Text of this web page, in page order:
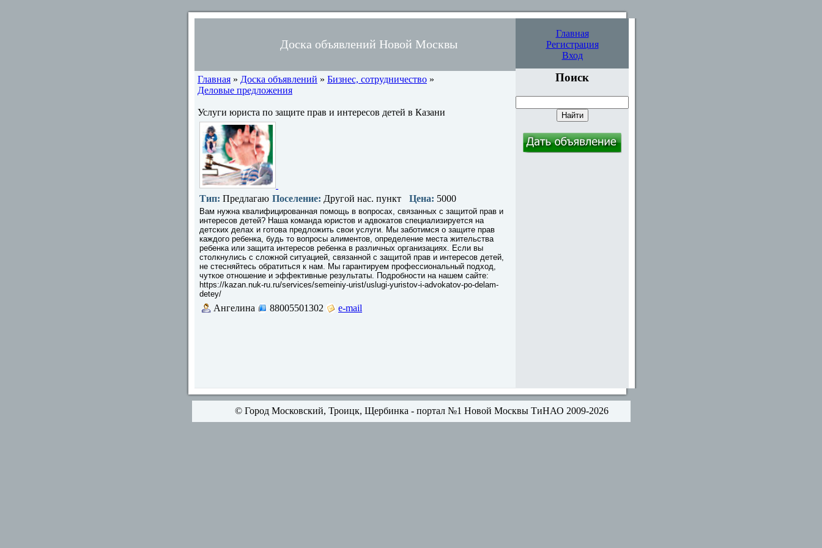
Доска объявлений Новой Москвы
Главная
Регистрация
Вход
Главная » Доска объявлений » Бизнес, сотрудничество »
Деловые предложения
Услуги юриста по защите прав и интересов детей в Казани
Тип: Предлагаю Поселение: Другой нас. пункт Цена: 5000
Вам нужна квалифицированная помощь в вопросах, связанных с защитой прав и
интересов детей? Наша команда юристов и адвокатов специализируется на
детских делах и готова предложить свои услуги. Мы заботимся о защите прав
каждого ребенка, будь то вопросы алиментов, определение места жительства
ребенка или защита интересов ребенка в различных организациях. Если вы
столкнулись с сложной ситуацией, связанной с защитой прав и интересов детей,
не стесняйтесь обратиться к нам. Мы гарантируем профессиональный подход,
чуткое отношение и эффективные результаты. Подробности на нашем сайте:
https://kazan.nuk-ru.ru/services/semeiniy-urist/uslugi-yuristov-i-advokatov-po-delam-
detey/
Ангелина 88005501302 e-mail
Поиск
© Город Московский, Троицк, Щербинка - портал №1 Новой Москвы ТиНАО 2009-2026